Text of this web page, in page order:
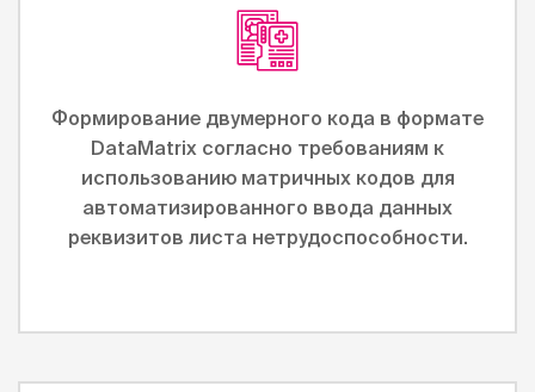
Формирование двумерного кода в формате
DataMatrix согласно требованиям к
использованию матричных кодов для
автоматизированного ввода данных
реквизитов листа нетрудоспособности.